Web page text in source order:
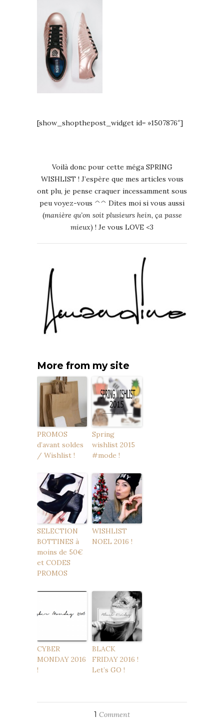
[show_shopthepost_widget id= »1507876″]
Voilà donc pour cette méga SPRING
WISHLIST ! J’espère que mes articles vous
ont plu, je pense craquer incessamment sous
peu voyez-vous ^^ Dites moi si vous aussi
(manière qu’on soit plusieurs hein, ça passe
mieux) ! Je vous LOVE <3
More from my site
PROMOS
d’avant soldes
/ Wishlist !
Spring
wishlist 2015
#mode !
SELECTION
BOTTINES à
moins de 50€
et CODES
PROMOS
WISHLIST
NOEL 2016 !
CYBER
MONDAY 2016
!
BLACK
FRIDAY 2016 !
Let’s GO !
1 Comment